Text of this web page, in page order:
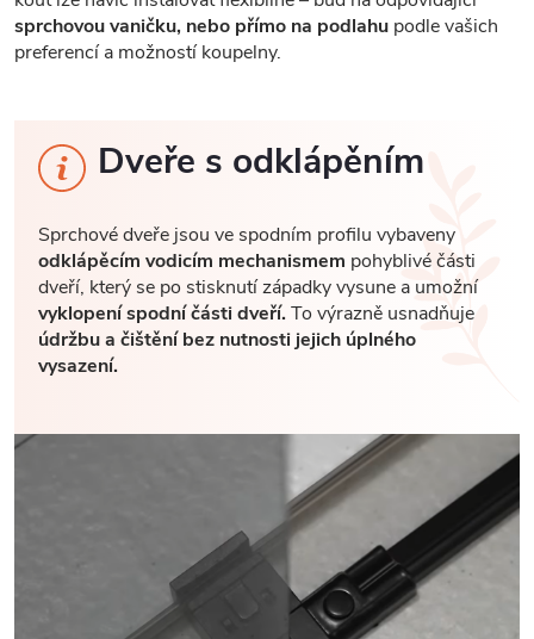
sprchovou vaničku, nebo přímo na podlahu podle vašich
preferencí a možností koupelny.
Dveře s odklápěním
Sprchové dveře jsou ve spodním profilu vybaveny
odklápěcím vodicím mechanismem pohyblivé části
dveří, který se po stisknutí západky vysune a umožní
vyklopení spodní části dveří.To výrazně usnadňuje
údržbu a čištění bez nutnosti jejich úplného
vysazení.